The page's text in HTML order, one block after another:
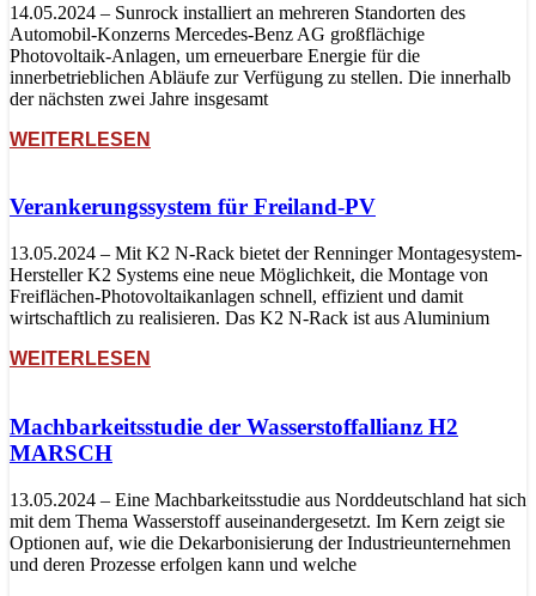
14.05.2024 – Sunrock installiert an mehreren Standorten des
Automobil-Konzerns Mercedes-Benz AG großflächige
Photovoltaik-Anlagen, um erneuerbare Energie für die
innerbetrieblichen Abläufe zur Verfügung zu stellen. Die innerhalb
der nächsten zwei Jahre insgesamt
WEITERLESEN
Verankerungssystem für Freiland-PV
13.05.2024 – Mit K2 N-Rack bietet der Renninger Montagesystem-
Hersteller K2 Systems eine neue Möglichkeit, die Montage von
Freiflächen-Photovoltaikanlagen schnell, effizient und damit
wirtschaftlich zu realisieren. Das K2 N-Rack ist aus Aluminium
WEITERLESEN
Machbarkeitsstudie der Wasserstoffallianz H2
MARSCH
13.05.2024 – Eine Machbarkeitsstudie aus Norddeutschland hat sich
mit dem Thema Wasserstoff auseinandergesetzt. Im Kern zeigt sie
Optionen auf, wie die Dekarbonisierung der Industrieunternehmen
und deren Prozesse erfolgen kann und welche